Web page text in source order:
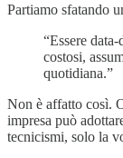
Partiamo sfatando
“Essere
costosi,
quotidiana.”
Non è affatto così.
impresa può
tecnicismi, solo la